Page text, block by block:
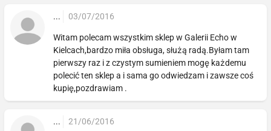
... 03/07/2016
Witam polecam wszystkim sklep w Galerii Echo w
Kielcach,bardzo miła obsługa, służą radą.Byłam tam
pierwszy raz i z czystym sumieniem mogę każdemu
polecić ten sklep a i sama go odwiedzam i zawsze coś
kupię,pozdrawiam .
... 21/06/2016